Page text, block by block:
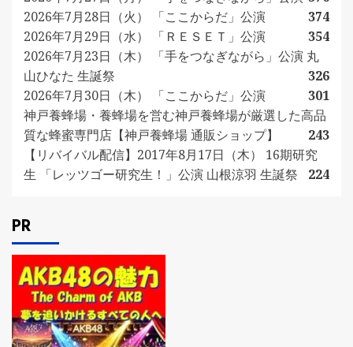
2026年7月28日（火） 「ここからだ」公演
374
2026年7月29日（水） 「ＲＥＳＥＴ」公演
354
2026年7月23日（木） 「手をつなぎながら」公演 丸
山ひなた 生誕祭
326
2026年7月30日（木） 「ここからだ」公演
301
神戸養蜂場・養蜂場を営む神戸養蜂場が厳選した高品
質な蜂蜜専門店【神戸養蜂場 通販ショップ】
243
【リバイバル配信】2017年8月17日（木） 16期研究
生 「レッツゴー研究生！」公演 山根涼羽 生誕祭
224
PR